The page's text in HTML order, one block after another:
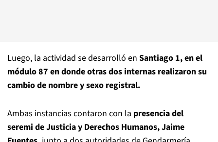
Luego, la actividad se desarrolló en Santiago 1, en el
módulo 87 en donde otras dos internas realizaron su
cambio de nombre y sexo registral.
Ambas instancias contaron con la presencia del
seremi de Justicia y Derechos Humanos, Jaime